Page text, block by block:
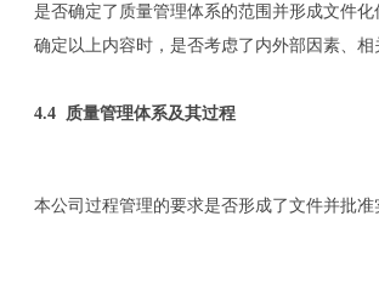
是否确定了质量管理体系的范围并形成文件
确定以上内容时，是否考虑了内外部因素、
4.4 质量管理体系及其过程
本公司过程管理的要求是否形成了文件并批